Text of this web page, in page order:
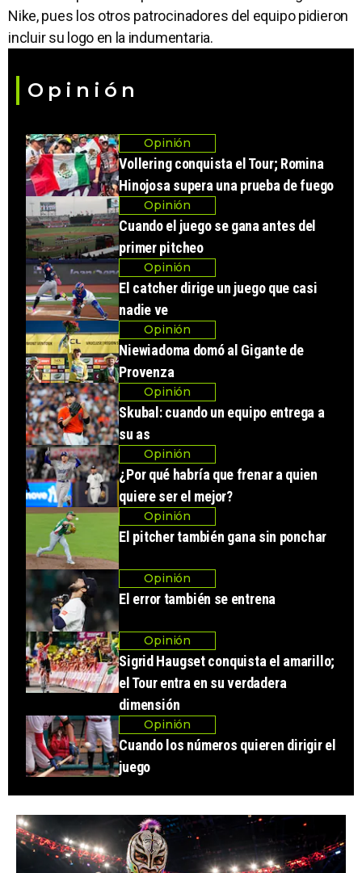
Nike, pues los otros patrocinadores del equipo pidieron
incluir su logo en la indumentaria.
Opinión
Opinión
Vollering conquista el Tour; Romina
Hinojosa supera una prueba de fuego
Opinión
Cuando el juego se gana antes del
primer pitcheo
Opinión
El catcher dirige un juego que casi
nadie ve
Opinión
Niewiadoma domó al Gigante de
Provenza
Opinión
Skubal: cuando un equipo entrega a
su as
Opinión
¿Por qué habría que frenar a quien
quiere ser el mejor?
Opinión
El pitcher también gana sin ponchar
Opinión
El error también se entrena
Opinión
Sigrid Haugset conquista el amarillo;
el Tour entra en su verdadera
dimensión
Opinión
Cuando los números quieren dirigir el
juego